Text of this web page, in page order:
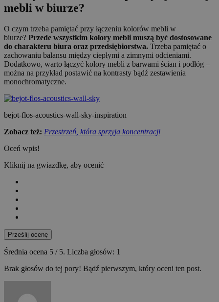
mebli w biurze?
O czym trzeba pamiętać przy łączeniu kolorów mebli w
biurze? Przede wszystkim kolory mebli muszą być dostosowane
do charakteru biura oraz przedsiębiorstwa. Trzeba pamiętać o
zachowaniu balansu między ciepłymi a zimnymi odcieniami.
Dodatkowo, warto łączyć kolory mebli z barwami ścian i podłóg –
można na przykład postawić na kontrasty bądź zestawienia
monochromatyczne.
bejot-flos-acoustics-wall-sky-inspiration
Zobacz też: Przestrzeń, która sprzyja koncentracji
Oceń wpis!
Kliknij na gwiazdkę, aby ocenić
Prześlij ocenę
Średnia ocena 5 / 5. Liczba głosów: 1
Brak głosów do tej pory! Bądź pierwszym, który oceni ten post.